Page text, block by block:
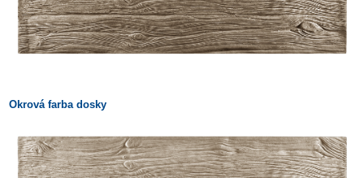
Okrová farba dosky